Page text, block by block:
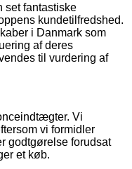
set fantastiske
kundetilfredshed.
i Danmark som
af deres
til vurdering af
Vi
vi formidler
godtgørelse forudsat
et køb.